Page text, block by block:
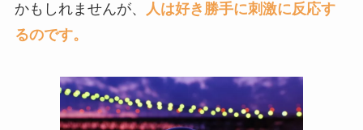
かもしれませんが、
人は好き勝手に刺激に反応す
るのです。